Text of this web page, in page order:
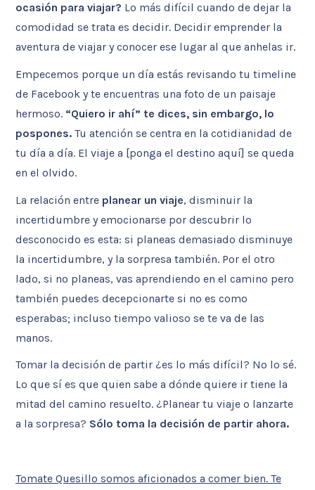
THE
DECISION
TO
LEAVE
ocasión para viajar? Lo más difícil cuando de dejar la
comodidad se trata es decidir. Decidir emprender la
aventura de viajar y conocer ese lugar al que anhelas ir.
Empecemos porque un día estás revisando tu timeline
de Facebook y te encuentras una foto de un paisaje
hermoso. “Quiero ir ahí” te dices, sin embargo, lo
pospones.Tu atención se centra en la cotidianidad de
tu día a día. El viaje a [ponga el destino aquí] se queda
en el olvido.
La relación entre planear un viaje, disminuir la
incertidumbre y emocionarse por descubrir lo
desconocido es esta: si planeas demasiado disminuye
la incertidumbre, y la sorpresa también. Por el otro
lado, si no planeas, vas aprendiendo en el camino pero
también puedes decepcionarte si no es como
esperabas; incluso tiempo valioso se te va de las
manos.
Tomar la decisión de partir ¿es lo más difícil? No lo sé.
Lo que sí es que quien sabe a dónde quiere ir tiene la
mitad del camino resuelto. ¿Planear tu viaje o lanzarte
a la sorpresa? Sólo toma la decisión de partir ahora.
Tomate Quesillo somos aficionados a comer bien. Te